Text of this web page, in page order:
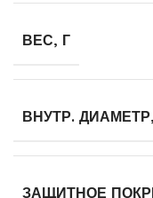
ВЕС, Г
ВНУТР.
ЗАЩИТНОЕ